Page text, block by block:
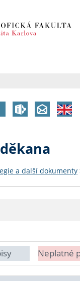
a další dokumenty
Neplatné